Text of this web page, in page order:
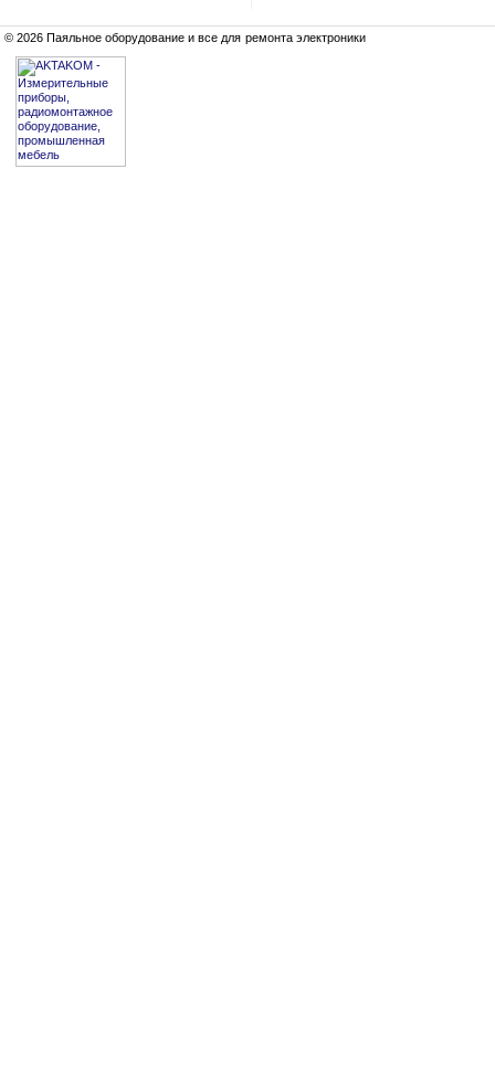
© 2026 Паяльное оборудование и все для ремонта электроники